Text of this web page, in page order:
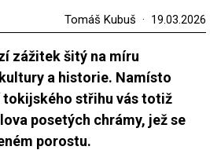
Tomáš Kubuš 19.03.2026
zážitek šitý na míru
a historie. Namísto
střihu vás totiž
posetých chrámy, jež se
porostu.